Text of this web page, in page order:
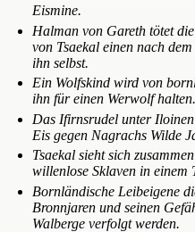
Eismine.
Halman von Gareth tötet
von Tsaekal einen nach
ihn selbst.
Ein Wolfskind wird von
ihn für einen Werwolf halten.
Das Ifirnsrudel unter
Eis gegen Nagrachs Wilde
Tsaekal sieht sich
willenlose Sklaven in einem
Bornländische Leibeigene
Bronnjaren und seinen
Walberge verfolgt werden.